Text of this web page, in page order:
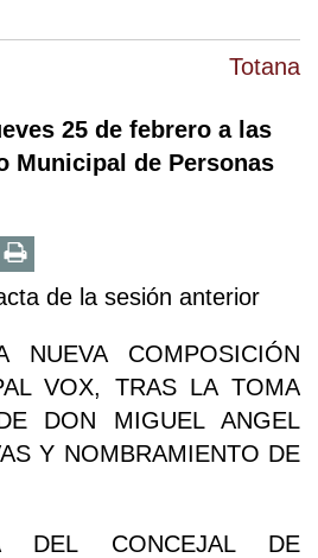
Totana
25 de febrero a las
Municipal de Personas
de la sesión anterior
NUEVA COMPOSICIÓN
VOX, TRAS LA TOMA
DON MIGUEL ANGEL
Y NOMBRAMIENTO DE
DEL CONCEJAL DE